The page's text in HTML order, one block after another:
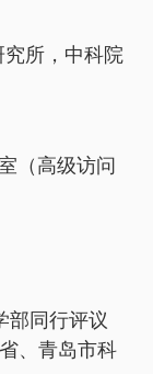
究所，中科院
（高级访问
部同行评议
、青岛市科